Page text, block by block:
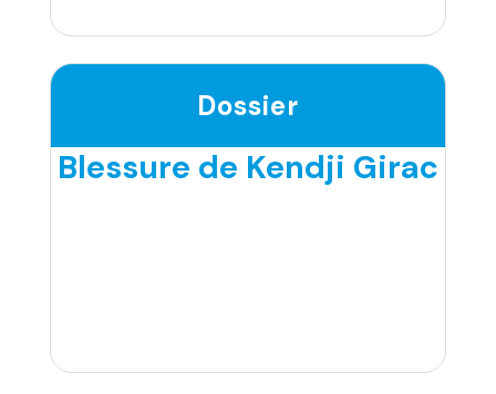
Dossier
Blessure de Kendji Girac